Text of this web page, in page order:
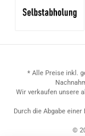
* Alle Preise inkl.
Wir verkaufen unsere
Durch die Abgabe
©